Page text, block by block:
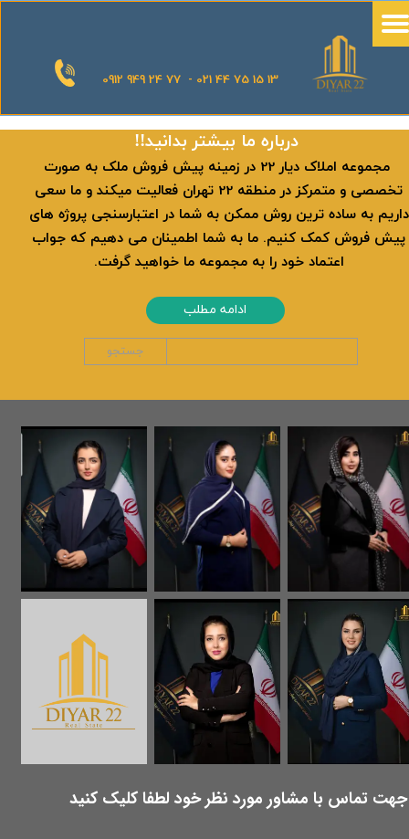
0912 949 24 77 - 021 44 75 15 13
​جهت تماس با مشاور مورد نظر خود لطفا کلیک کنید
​​درباره ما بیشتر بدانید!!
​ مجموعه املاک دیار 22 در زمینه پیش فروش ملک به صورت
تخصصی و متمرکز در منطقه 22 تهران فعالیت میکند و ما سعی
داریم به ساده ترین روش ممکن به شما در اعتبارسنجی پروژه های
پیش فروش کمک کنیم. ما به شما اطمینان می دهیم که جواب
اعتماد خود را به مجموعه ما خواهید گرفت.
ادامه مطلب
جستجو